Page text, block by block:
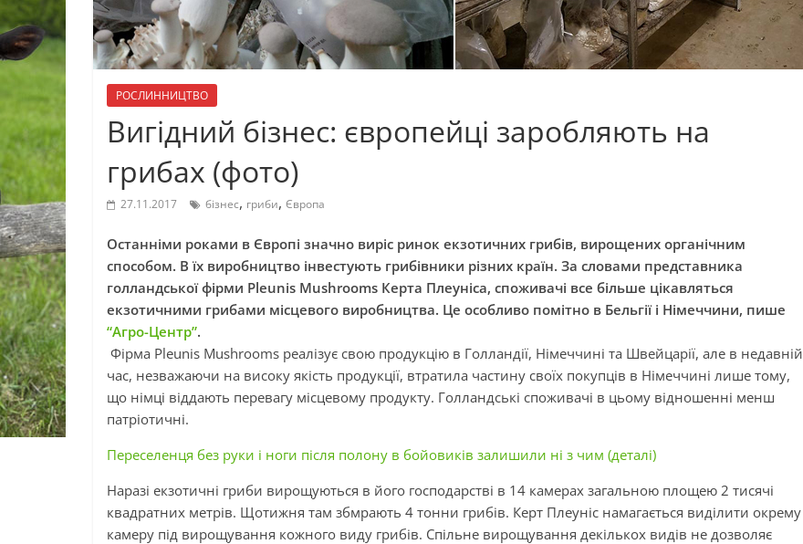
РОСЛИННИЦТВО
Вигідний бізнес: європейці заробляють на
грибах (фото)
27.11.2017 бізнес, гриби, Європа
Останніми роками в Європі значно виріс ринок екзотичних грибів, вирощених органічним
способом. В їх виробництво інвестують грибівники різних країн. За словами представника
голландської фірми Pleunis Mushrooms Керта Плеуніса, споживачі все більше цікавляться
екзотичними грибами місцевого виробництва. Це особливо помітно в Бельгії і Німеччини, пише
“Агро-Центр”.
Фірма Pleunis Mushrooms реалізує свою продукцію в Голландії, Німеччині та Швейцарії, але в недавній
час, незважаючи на високу якість продукції, втратила частину своїх покупців в Німеччині лише тому,
що німці віддають перевагу місцевому продукту. Голландські споживачі в цьому відношенні менш
патріотичні.
Переселенця без руки і ноги після полону в бойовиків залишили ні з чим (деталі)
Наразі екзотичні гриби вирощуються в його господарстві в 14 камерах загальною площею 2 тисячі
квадратних метрів. Щотижня там збмрають 4 тонни грибів. Керт Плеуніс намагається виділити окрему
камеру під вирощування кожного виду грибів. Спільне вирощування декількох видів не дозволяє